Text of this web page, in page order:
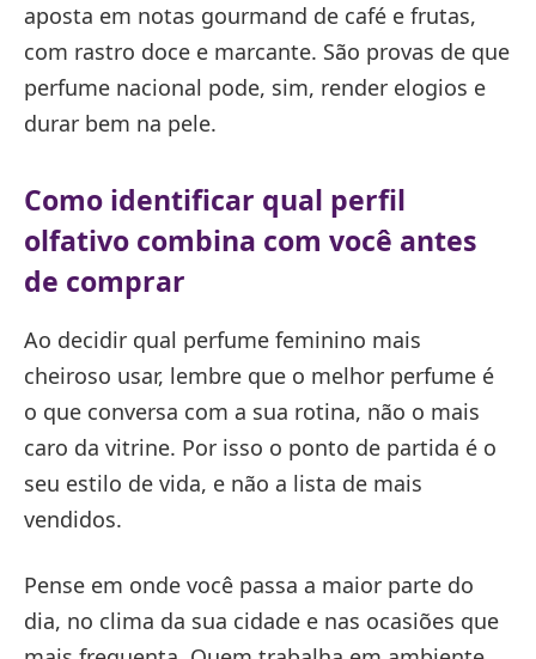
aposta em notas gourmand de café e frutas,
com rastro doce e marcante. São provas de que
perfume nacional pode, sim, render elogios e
durar bem na pele.
Como identificar qual perfil
olfativo combina com você antes
de comprar
Ao decidir qual perfume feminino mais
cheiroso usar, lembre que o melhor perfume é
o que conversa com a sua rotina, não o mais
caro da vitrine. Por isso o ponto de partida é o
seu estilo de vida, e não a lista de mais
vendidos.
Pense em onde você passa a maior parte do
dia, no clima da sua cidade e nas ocasiões que